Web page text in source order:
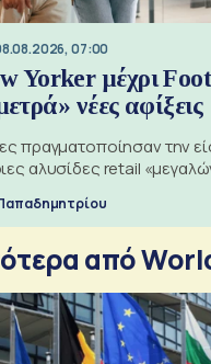
07:00
Yorker μέχρι
νέες αφίξεις
πραγματοποίησαν την
αλυσίδες retail
από